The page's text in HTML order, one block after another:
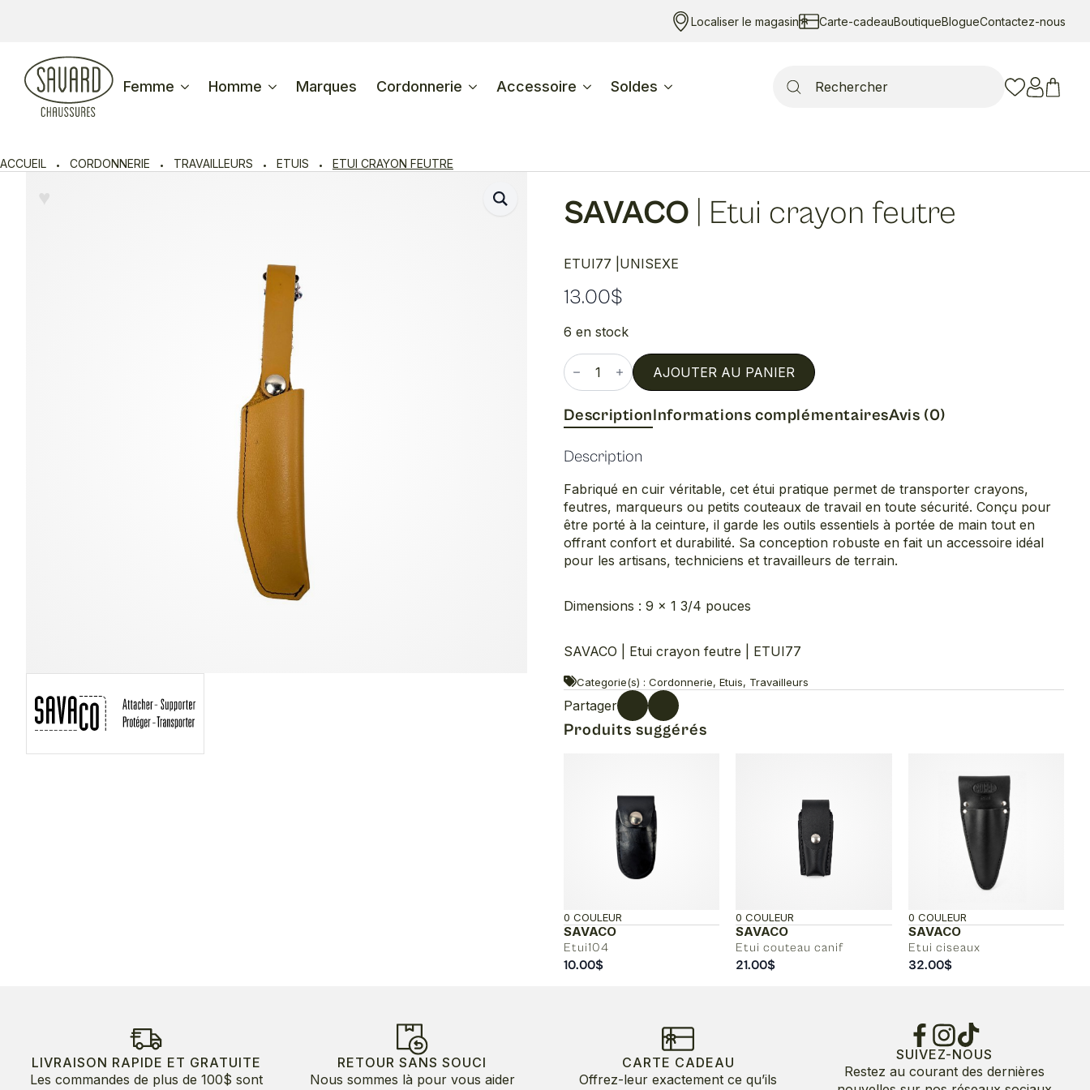
Localiser le magasin Carte-cadeauBoutiqueBlogueContactez-nous
Femme Homme Marques Cordonnerie Accessoire Soldes
for:
ACCUEIL CORDONNERIE TRAVAILLEURS ETUIS ETUI CRAYON FEUTRE
SAVACO Etui crayon feutre
ETUI77 | UNISEXE
13.00$
6 en stock
quantité
de
Etui
feutre
AJOUTER AU PANIER
DescriptionInformations complémentairesAvis (0)
Description
Fabriqué en cuir véritable, cet étui pratique permet de transporter crayons,
feutres, marqueurs ou petits couteaux de travail en toute sécurité. Conçu pour
être porté à la ceinture, il garde les outils essentiels à portée de main tout en
offrant confort et durabilité. Sa conception robuste en fait un accessoire idéal
pour les artisans, techniciens et travailleurs de terrain.
Dimensions : 9 x 1 3/4 pouces
SAVACO | Etui crayon feutre | ETUI77
Categorie(s) : Cordonnerie, Etuis, Travailleurs
Partager
Produits suggérés
SAVACO
Etui104
0 COULEUR
10.00$
SAVACO
Etui couteau canif
0 COULEUR
21.00$
SAVACO
Etui ciseaux
0 COULEUR
32.00$
LIVRAISON RAPIDE ET GRATUITE
Les commandes de plus de 100$ sont
RETOUR SANS SOUCI
Nous sommes là pour vous aider
CARTE CADEAU
Offrez-leur exactement ce qu’ils
SUIVEZ-NOUS
Restez au courant des dernières